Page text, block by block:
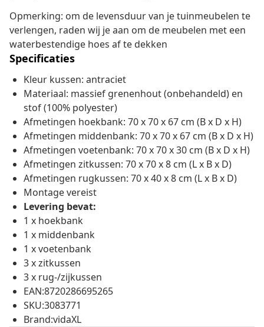
Opmerking: om de levensduur van je tuinmeubelen te
verlengen, raden wij je aan om de meubelen met een
waterbestendige hoes af te dekken
Specificaties
Kleur kussen: antraciet
Materiaal: massief grenenhout (onbehandeld) en
stof (100% polyester)
Afmetingen hoekbank: 70 x 70 x 67 cm (B x D x H)
Afmetingen middenbank: 70 x 70 x 67 cm (B x D x H)
Afmetingen voetenbank: 70 x 70 x 30 cm (B x D x H)
Afmetingen zitkussen: 70 x 70 x 8 cm (L x B x D)
Afmetingen rugkussen: 70 x 40 x 8 cm (L x B x D)
Montage vereist
Levering bevat:
1 x hoekbank
1 x middenbank
1 x voetenbank
3 x zitkussen
3 x rug-/zijkussen
EAN:8720286695265
SKU:3083771
Brand:vidaXL